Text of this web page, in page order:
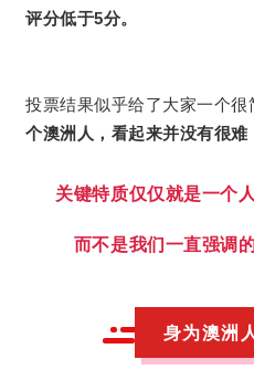
评分低于5分。
投票结果似乎给了大家一个很
个澳洲人，看起来并没有很难
关键特质仅仅就是一个
而不是我们一直强调
身为澳洲